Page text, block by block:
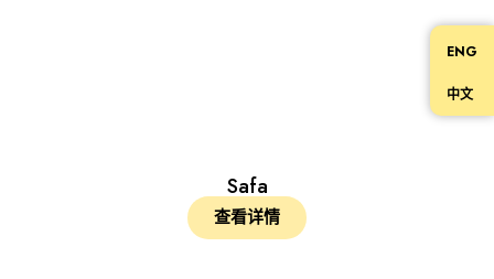
Safa
查看详情
ENG
中文